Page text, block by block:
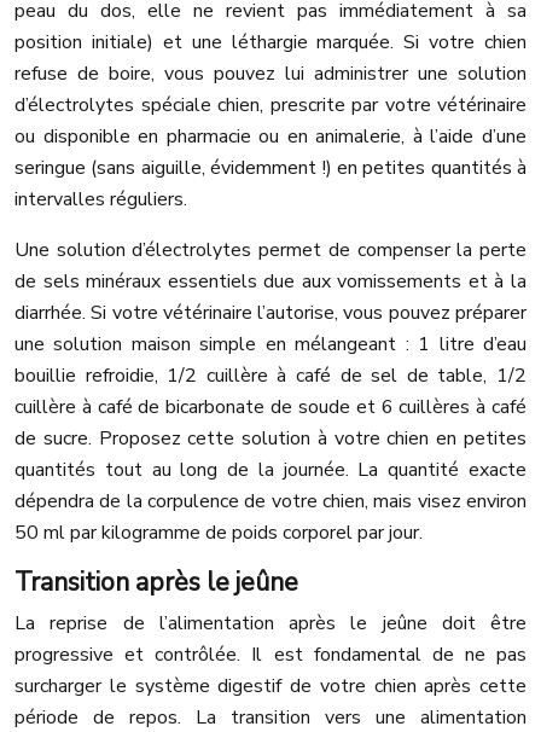
peau du dos, elle ne revient pas immédiatement à sa
position initiale) et une léthargie marquée. Si votre chien
refuse de boire, vous pouvez lui administrer une solution
d’électrolytes spéciale chien, prescrite par votre vétérinaire
ou disponible en pharmacie ou en animalerie, à l’aide d’une
seringue (sans aiguille, évidemment !) en petites quantités à
intervalles réguliers.
Une solution d’électrolytes permet de compenser la perte
de sels minéraux essentiels due aux vomissements et à la
diarrhée. Si votre vétérinaire l’autorise, vous pouvez préparer
une solution maison simple en mélangeant : 1 litre d’eau
bouillie refroidie, 1/2 cuillère à café de sel de table, 1/2
cuillère à café de bicarbonate de soude et 6 cuillères à café
de sucre. Proposez cette solution à votre chien en petites
quantités tout au long de la journée. La quantité exacte
dépendra de la corpulence de votre chien, mais visez environ
50 ml par kilogramme de poids corporel par jour.
Transition après le jeûne
La reprise de l’alimentation après le jeûne doit être
progressive et contrôlée. Il est fondamental de ne pas
surcharger le système digestif de votre chien après cette
période de repos. La transition vers une alimentation